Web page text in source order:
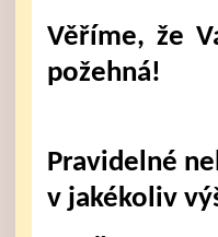
Věříme, že
požehná!
Pravidelné
v jakékoliv